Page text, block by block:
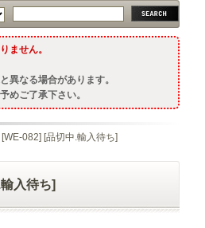
ません。
異なる場合があります。
めご了承下さい。
082] [品切中.輸入待ち]
入待ち]